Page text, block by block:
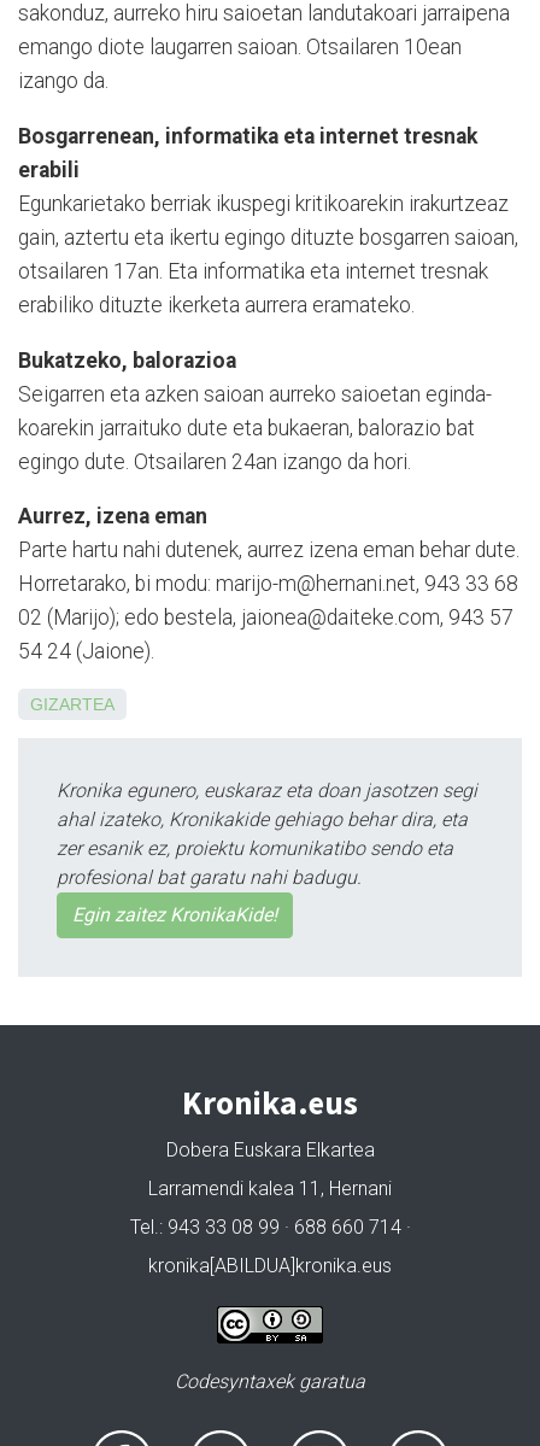
sakonduz, aurreko hiru saioetan landutakoari jarraipena
emango diote laugarren saioan. Otsaila­ren 10ean
izango da.
Bosgarrenean, informatika eta internet tresnak
erabili
Egunkarietako berriak ikus­pegi kritikoarekin irakur­tze­az
gain, aztertu eta ikertu egingo dituzte bosga­rren saioan,
otsailaren 17an. Eta informatika eta internet tresnak
erabiliko dituzte ikerketa aurrera eramateko.
Bukatzeko, balorazioa
Seigarren eta azken saioan aurreko saioetan eginda­
koa­rekin jarraituko dute eta bukaeran, balorazio bat
egingo dute. Otsailaren 24an izango da hori.
Aurrez, izena eman
Parte hartu nahi dutenek, aurrez izena eman behar dute.
Horretarako, bi modu: marijo-m@hernani.net, 943 33 68
02 (Marijo); edo bestela, jaione­a@daiteke.com, 943 57
54 24 (Jaione).
GIZARTEA
Kronika egunero, euskaraz eta doan jasotzen segi
ahal izateko, Kronikakide gehiago behar dira, eta
zer esanik ez, proiektu komunikatibo sendo eta
profesional bat garatu nahi badugu.
Egin zaitez KronikaKide!
Kronika.eus
Dobera Euskara Elkartea
Larramendi kalea 11, Hernani
Tel.: 943 33 08 99 · 688 660 714 ·
kronika[ABILDUA]kronika.eus
Codesyntaxek garatua